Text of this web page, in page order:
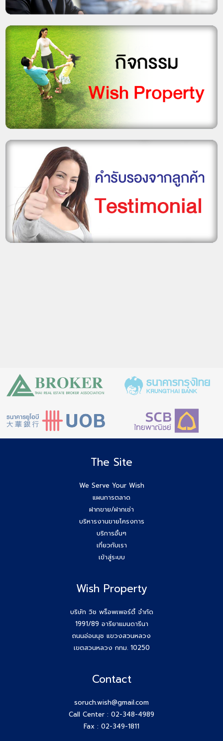
The Site
We Serve Your Wish
แผนการตลาด
ฝากขาย/ฝากเช่า
บริหารงานขายโครงการ
บริการอื่นๆ
เกี่ยวกับเรา
เข้าสู่ระบบ
Wish Property
บริษัท วิช พร็อพเพอร์ตี้ จำกัด
1991/89 อารียาแมนดารีนา
ถนนอ่อนนุช แขวงสวนหลวง
เขตสวนหลวง กทม. 10250
Contact
soruch.wish@gmail.com
Call Center : 02-348-4989
Fax : 02-349-1811